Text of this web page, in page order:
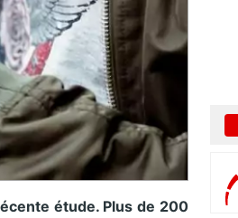
étude. Plus de 200